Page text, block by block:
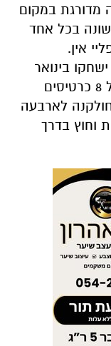
מדורגת במקום
בכל אחד
אין.
בינואר
בשיטת הטוב משלושה משחקים על 8 כרטיסים
הקבוצות תחולקנה לארבעה
וחוץ בדרך